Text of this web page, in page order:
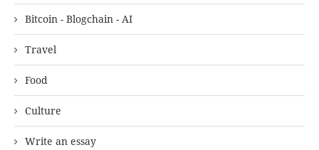
Bitcoin - Blogchain - AI
Travel
Food
Culture
Write an essay